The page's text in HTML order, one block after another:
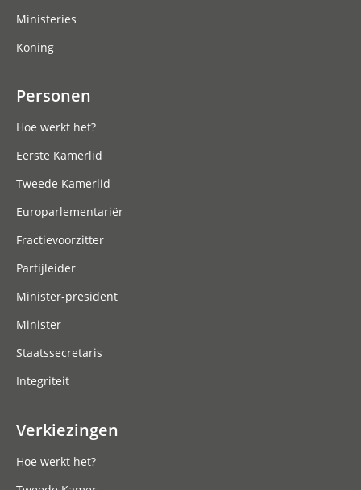
Ministeries
Koning
Personen
Hoe werkt het?
Eerste Kamerlid
Tweede Kamerlid
Europarlementariër
Fractievoorzitter
Partijleider
Minister-president
Minister
Staatssecretaris
Integriteit
Verkiezingen
Hoe werkt het?